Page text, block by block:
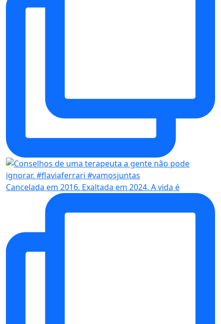
Cancelada em 2016. Exaltada em 2024. A vida é